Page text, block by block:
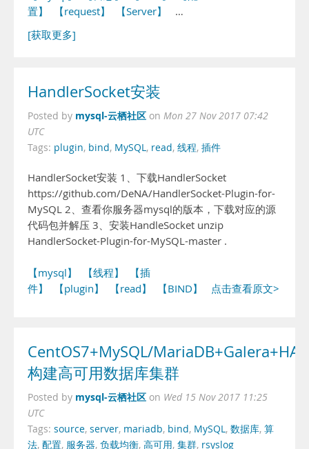
置】
【request】 【Server】
…
[获取更多]
HandlerSocket安装
Posted by mysql-云栖社区 on Mon 27 Nov 2017 07:42
UTC
Tags: plugin, bind, MySQL, read, 线程, 插件
HandlerSocket安装 1、下载HandlerSocket
https://github.com/DeNA/HandlerSocket-Plugin-for-
MySQL 2、查看你服务器mysql的版本，下载对应的源
代码包并解压 3、安装HandleSocket unzip
HandlerSocket-Plugin-for-MySQL-master .
【mysql】 【线程】
【插
件】
【plugin】 【read】 【BIND】 点击查看原文>
CentOS7+MySQL/
构建高可用数据库集群
Posted by mysql-云栖社区 on Wed 15 Nov 2017 11:25
UTC
Tags: source, server, mariadb, bind, MySQL, 数据库, 算
法, 配置, 服务器, 负载均衡, 高可用, 集群, rsyslog